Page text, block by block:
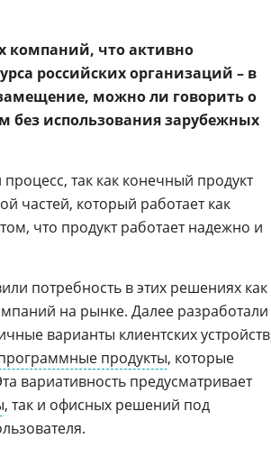
компаний, что активно
российских организаций – в
можно ли говорить о
без использования зарубежных
так как конечный продукт
частей, который работает как
что продукт работает надежно и
потребность в этих решениях как
на рынке. Далее разработали
варианты клиентских
продукты, которые
вариативность предусматривает
, так и офисных решений под